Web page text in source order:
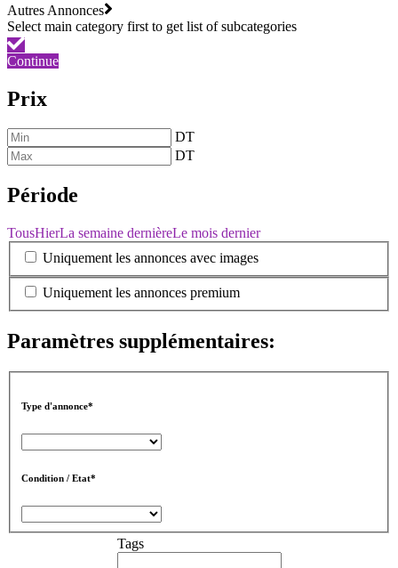
Autres Annonces
Continue
Prix
DT
DT
Période
TousHierLa semaine dernièreLe mois dernier
Uniquement les annonces avec images
Uniquement les annonces premium
Paramètres supplémentaires:
Type d'annonce*
Condition / Etat*
Tags